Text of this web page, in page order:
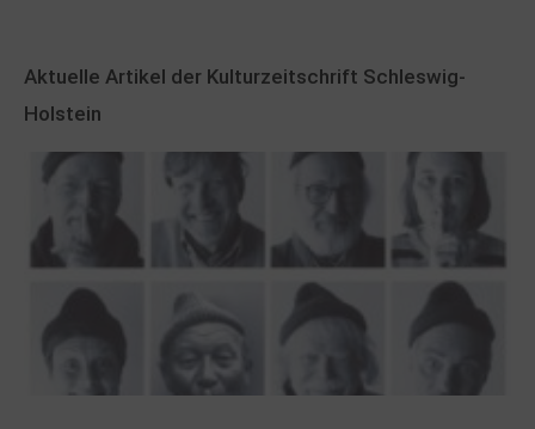
Aktuelle Artikel der Kulturzeitschrift Schleswig-
Holstein